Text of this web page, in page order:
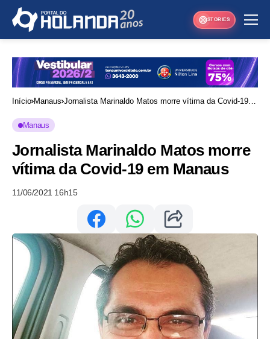
STORIES
Início Manaus Jornalista Marinaldo Matos morre vítima da Covid-19
Manaus
Jornalista Marinaldo Matos morre
vítima da Covid-19 em Manaus
11/06/2021 16h15